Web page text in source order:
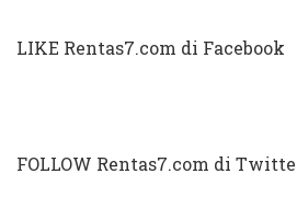
LIKE Rentas7.com di Facebook
FOLLOW Rentas7.com di